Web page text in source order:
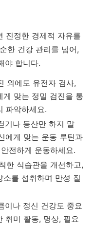
진정한 경제적 자유를
한 건강 관리를 넘어,
야 합니다.
외에도 유전자 검사,
게 맞는 정밀 검진을 통
파악하세요.
기나 등산만 하지 말
에게 맞는 운동 루틴과
전하게 운동하세요.
한 식습관을 개선하고,
를 섭취하며 만성 질
이나 정신 건강도 중요
취미 활동, 명상, 필요